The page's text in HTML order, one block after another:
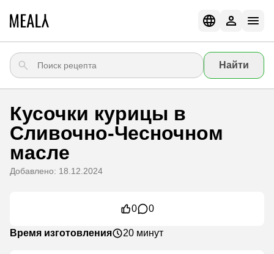
Найти
Кусочки курицы в
Сливочно-Чесночном
масле
Добавлено: 18.12.2024
0 0
Время изготовления 20 минут